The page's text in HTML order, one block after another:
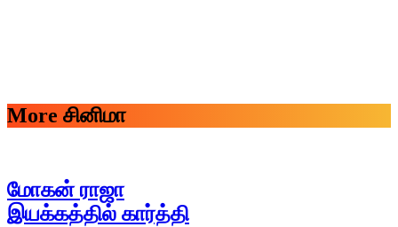
More சினிமா
மோகன் ராஜா
இயக்கத்தில் கார்த்தி